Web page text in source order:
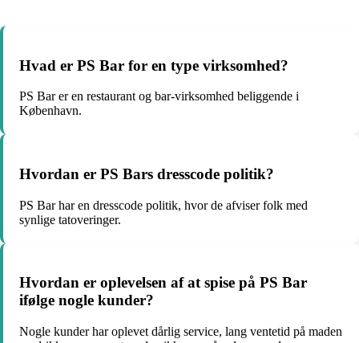
Hvad er PS Bar for en type virksomhed?
PS Bar er en restaurant og bar-virksomhed beliggende i
København.
Hvordan er PS Bars dresscode politik?
PS Bar har en dresscode politik, hvor de afviser folk med
synlige tatoveringer.
Hvordan er oplevelsen af at spise på PS Bar
ifølge nogle kunder?
Nogle kunder har oplevet dårlig service, lang ventetid på maden